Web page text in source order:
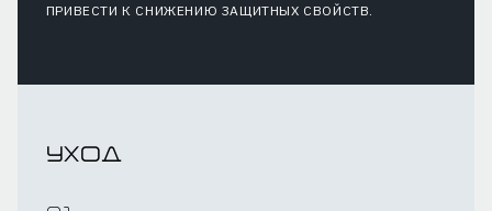
ПРИВЕСТИ К СНИЖЕНИЮ ЗАЩИТНЫХ СВОЙСТВ.
Уход